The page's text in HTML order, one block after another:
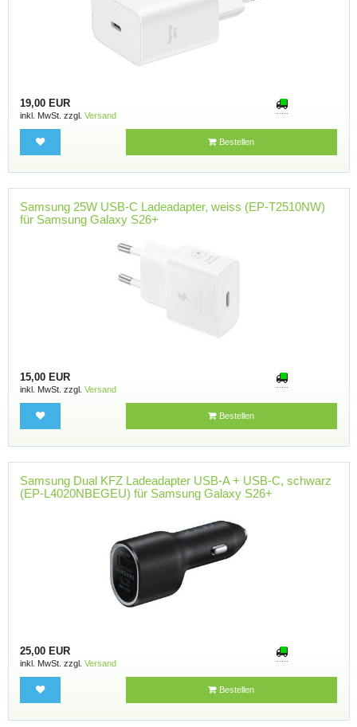
19,00 EUR
inkl. MwSt. zzgl. Versand
Bestellen
Samsung 25W USB-C Ladeadapter, weiss (EP-T2510NW)
für Samsung Galaxy S26+
15,00 EUR
inkl. MwSt. zzgl. Versand
Bestellen
Samsung Dual KFZ Ladeadapter USB-A + USB-C, schwarz
(EP-L4020NBEGEU) für Samsung Galaxy S26+
25,00 EUR
inkl. MwSt. zzgl. Versand
Bestellen